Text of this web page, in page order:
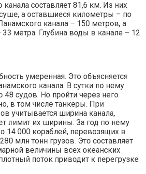
составляет 81,6 км. Из них
а оставшиеся километры – по
канала – 150 метров, а
метра. Глубина воды в канале – 12
умеренная. Это объясняется
канала. В сутки по нему
48 судов. Но пройти через него
в том числе танкеры. При
учитывается ширина канала,
лимит их ширины. За год по нему
14 000 кораблей, перевозящих в
млн тонн грузов. Это составляет
величины всех океанских
поток приводит к перегрузке